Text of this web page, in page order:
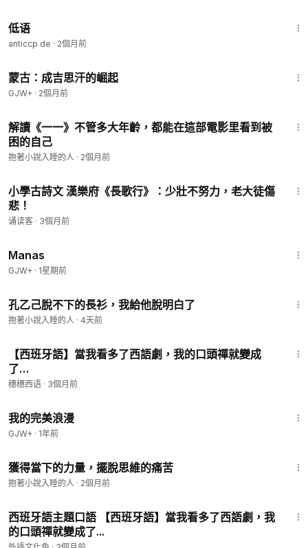
低语
anticcp de · 2個月前
蒙古：成吉思汗的崛起
GJW+ · 2個月前
解讀《一一》不管多大年齡，都能在這部電影里看到被
困的自己
抱著小說入睡的人 · 2個月前
小學古詩文 漢樂府《長歌行》：少壯不努力，老大徒傷
悲！
诵读客 · 3個月前
Manas
GJW+ · 1星期前
孔乙己脫不下的長衫，我給他脫明白了
抱著小說入睡的人 · 4天前
【西班牙語】當我看多了西語劇，我的口頭禪就變成
了…
穗穗西语 · 3個月前
我的完美浪漫
GJW+ · 1年前
獲得當下的力量，擺脫思維的痛苦
抱著小說入睡的人 · 2個月前
西班牙語主題口語 【西班牙語】當我看多了西語劇，我
的口頭禪就變成了...